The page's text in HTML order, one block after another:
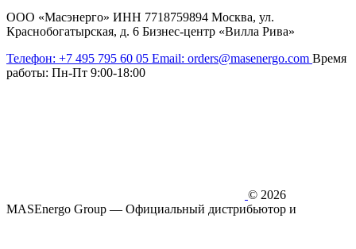
ООО «Масэнерго» ИНН 7718759894 Москва, ул.
Краснобогатырская, д. 6 Бизнес-центр «Вилла Рива»
Телефон: +7 495 795 60 05 Email: orders@masenergo.com Время
работы: Пн-Пт 9:00-18:00
© 2026
MASEnergo Group — Официальный дистрибьютор и